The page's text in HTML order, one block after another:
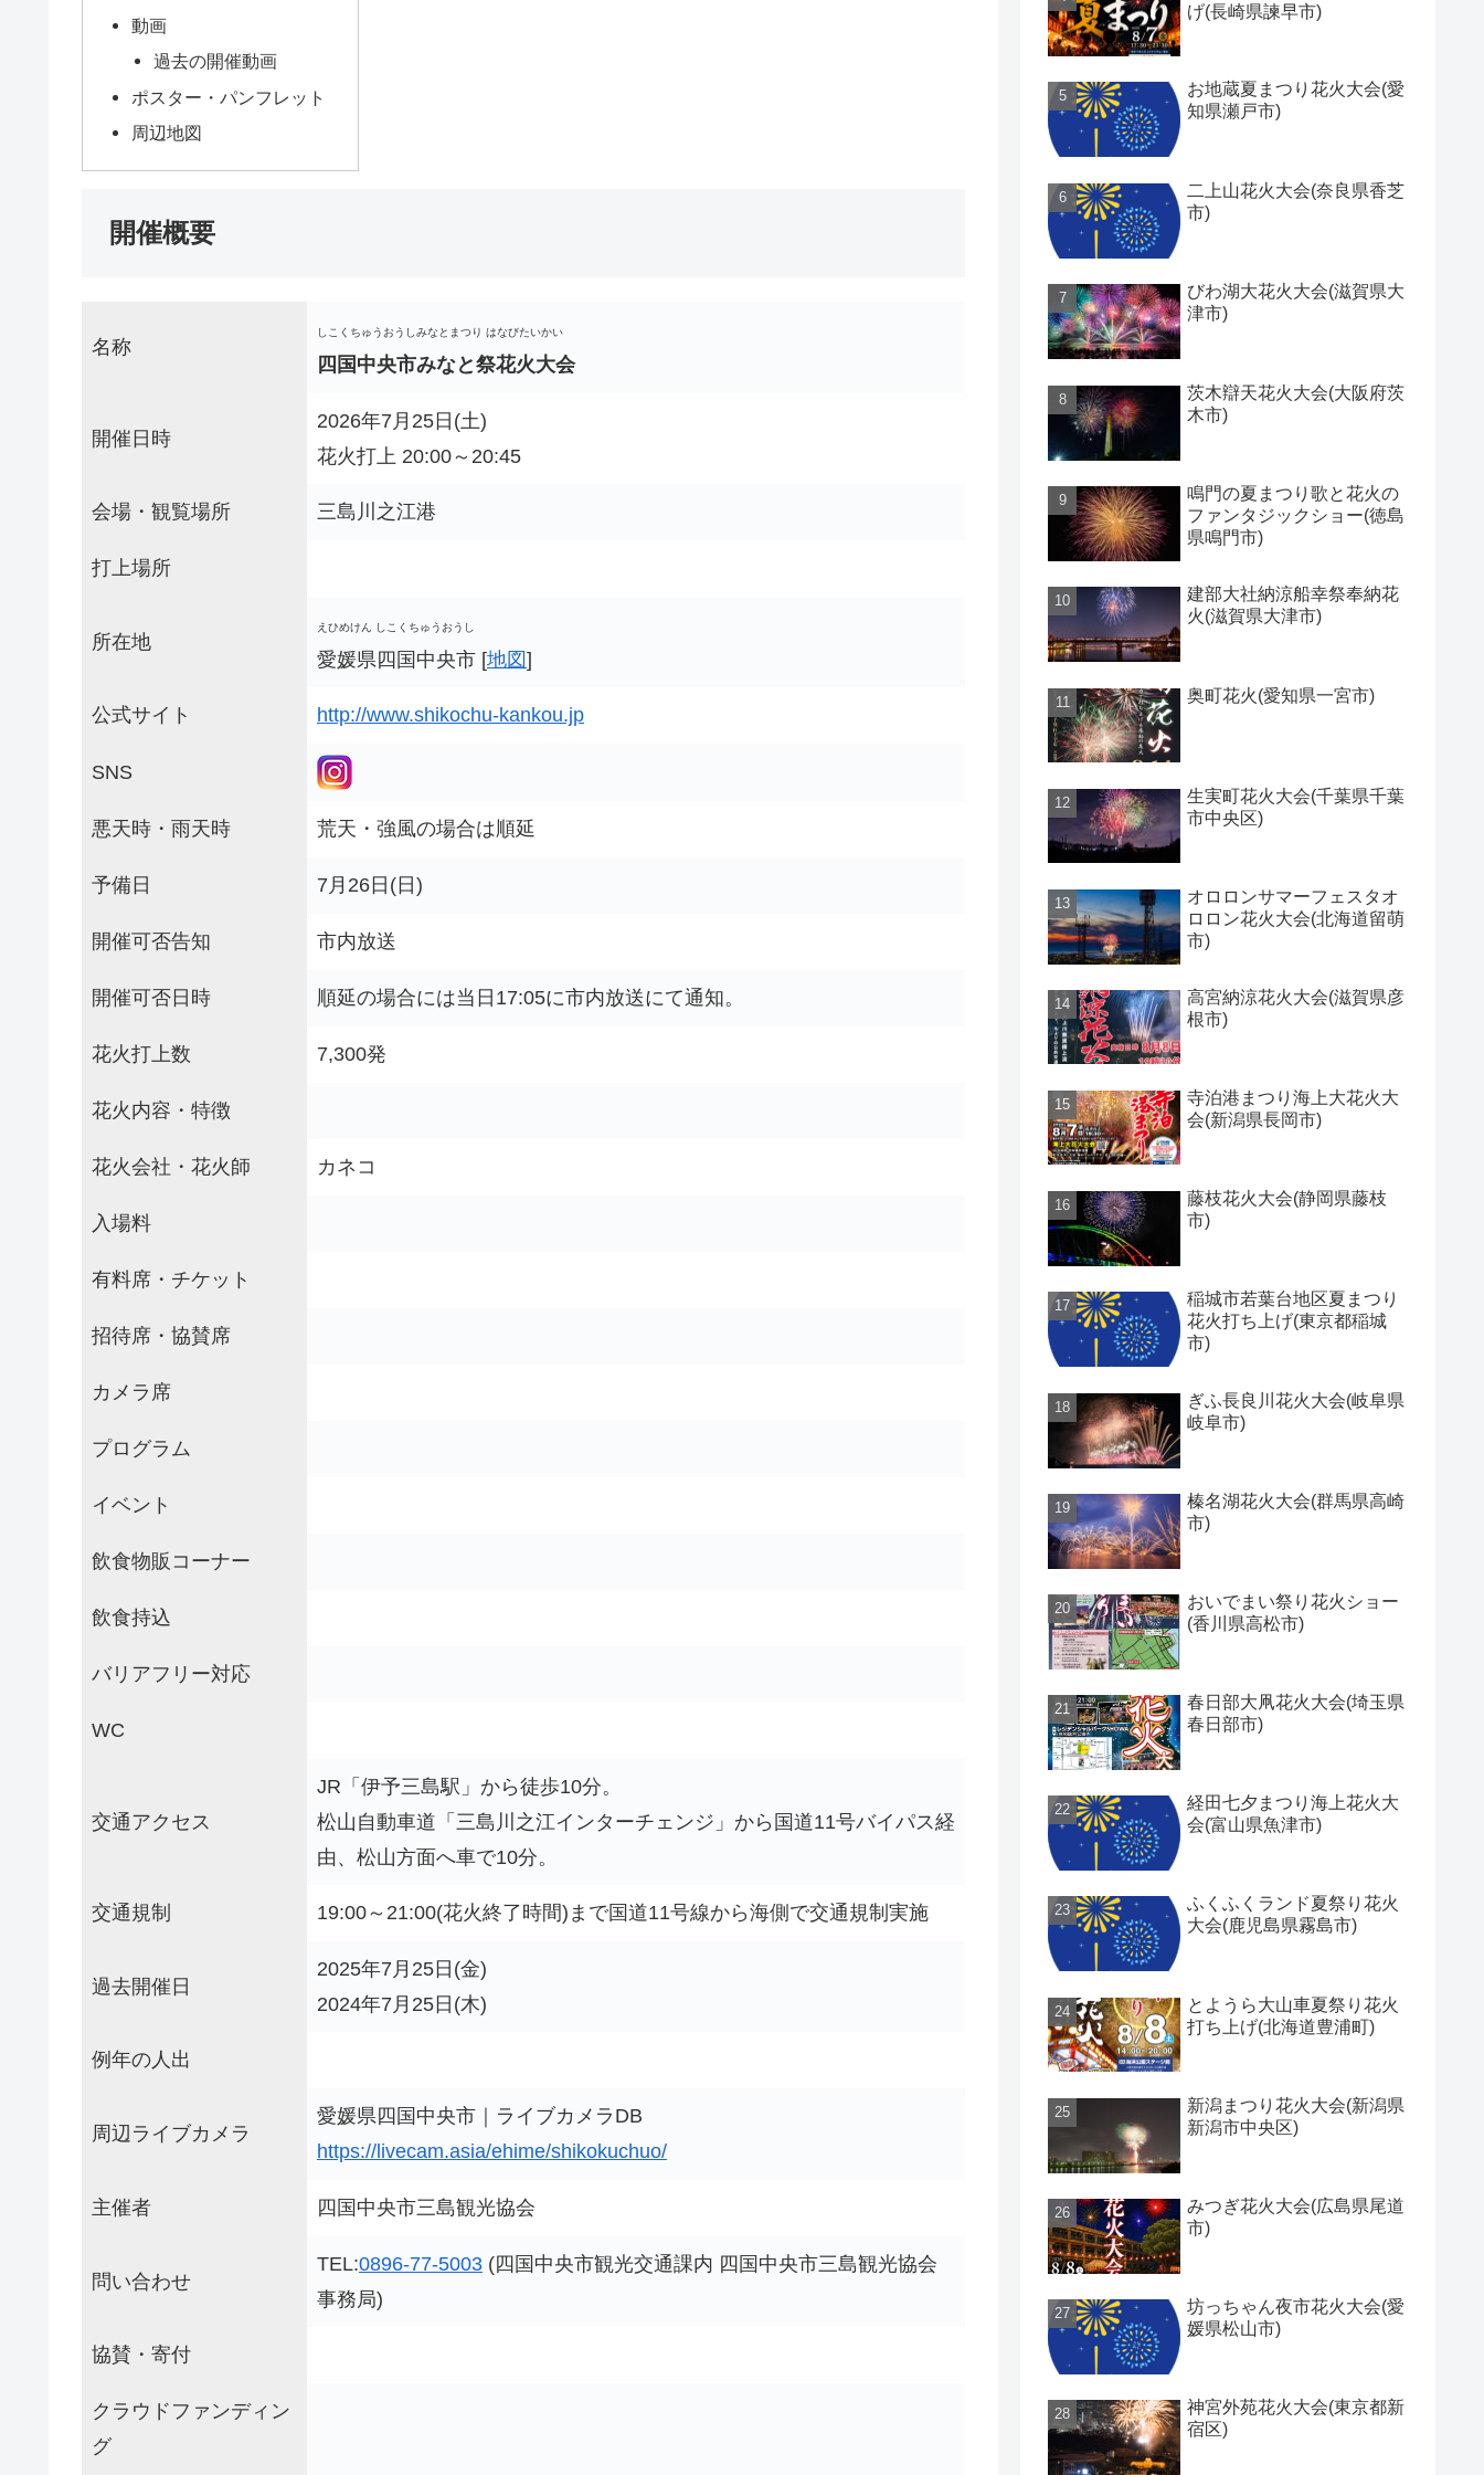
動画
過去の開催動画
ポスター・パンフレット
周辺地図
開催概要
名称
しこくちゅうおうしみなとまつり はなびたいかい
四国中央市みなと祭花火大会
開催日時
2026年7月25日(土)
花火打上 20:00～20:45
会場・観覧場所 三島川之江港
打上場所
所在地
えひめけん しこくちゅうおうし
愛媛県四国中央市 [地図]
公式サイト http://www.shikochu-kankou.jp
SNS
悪天時・雨天時 荒天・強風の場合は順延
予備日 7月26日(日)
開催可否告知 市内放送
開催可否日時 順延の場合には当日17:05に市内放送にて通知。
花火打上数 7,300発
花火内容・特徴
花火会社・花火師 カネコ
入場料
有料席・チケット
招待席・協賛席
カメラ席
プログラム
イベント
飲食物販コーナー
飲食持込
バリアフリー対応
WC
交通アクセス
JR「伊予三島駅」から徒歩10分。
松山自動車道「三島川之江インターチェンジ」から国道11号バイパス経
由、松山方面へ車で10分。
交通規制 19:00～21:00(花火終了時間)まで国道11号線から海側で交通規制実施
過去開催日
2025年7月25日(金)
2024年7月25日(木)
例年の人出
周辺ライブカメラ
愛媛県四国中央市｜ライブカメラDB
https://livecam.asia/ehime/shikokuchuo/
主催者 四国中央市三島観光協会
問い合わせ
TEL:0896-77-5003 (四国中央市観光交通課内 四国中央市三島観光協会
事務局)
協賛・寄付
クラウドファンディン
グ
げ(長崎県諫早市)
お地蔵夏まつり花火大会(愛
知県瀬戸市)
二上山花火大会(奈良県香芝
市)
びわ湖大花火大会(滋賀県大
津市)
茨木辯天花火大会(大阪府茨
木市)
鳴門の夏まつり歌と花火の
ファンタジックショー(徳島
県鳴門市)
建部大社納涼船幸祭奉納花
火(滋賀県大津市)
奥町花火(愛知県一宮市)
生実町花火大会(千葉県千葉
市中央区)
オロロンサマーフェスタオ
ロロン花火大会(北海道留萌
市)
高宮納涼花火大会(滋賀県彦
根市)
寺泊港まつり海上大花火大
会(新潟県長岡市)
藤枝花火大会(静岡県藤枝
市)
稲城市若葉台地区夏まつり
花火打ち上げ(東京都稲城
市)
ぎふ長良川花火大会(岐阜県
岐阜市)
榛名湖花火大会(群馬県高崎
市)
おいでまい祭り花火ショー
(香川県高松市)
春日部大凧花火大会(埼玉県
春日部市)
経田七夕まつり海上花火大
会(富山県魚津市)
ふくふくランド夏祭り花火
大会(鹿児島県霧島市)
とようら大山車夏祭り花火
打ち上げ(北海道豊浦町)
新潟まつり花火大会(新潟県
新潟市中央区)
みつぎ花火大会(広島県尾道
市)
坊っちゃん夜市花火大会(愛
媛県松山市)
神宮外苑花火大会(東京都新
宿区)